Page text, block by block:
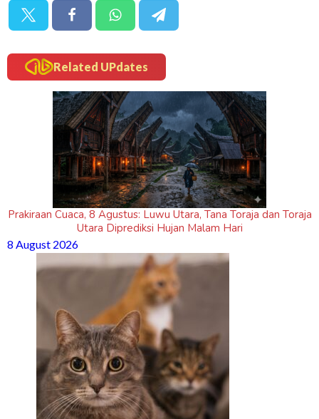
Related UPdates
Prakiraan Cuaca, 8 Agustus: Luwu Utara, Tana Toraja dan Toraja
Utara Diprediksi Hujan Malam Hari
8 August 2026